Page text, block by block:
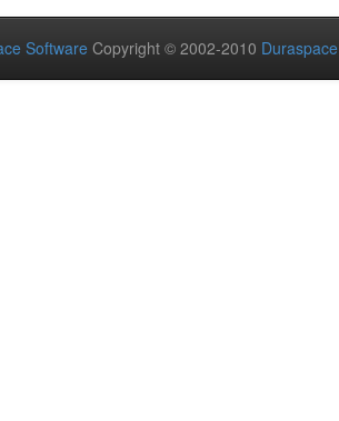
Software Copyright © 2002-2010 Duraspace